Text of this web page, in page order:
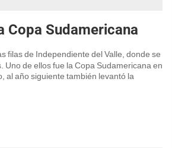
Copa Sudamericana
filas de Independiente del Valle, donde se
de ellos fue la Copa Sudamericana en
al año siguiente también levantó la